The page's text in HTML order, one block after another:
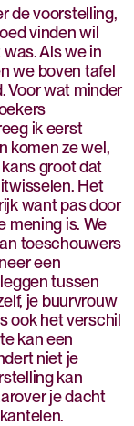
de voorstelling,
vinden wil
Als we in
we boven tafel
Voor wat minder
ik eerst
komen ze wel,
groot dat
Het
want pas door
mening is. We
toeschouwers
een
tussen
je buurvrouw
ook het verschil
kan een
niet je
kan
je dacht